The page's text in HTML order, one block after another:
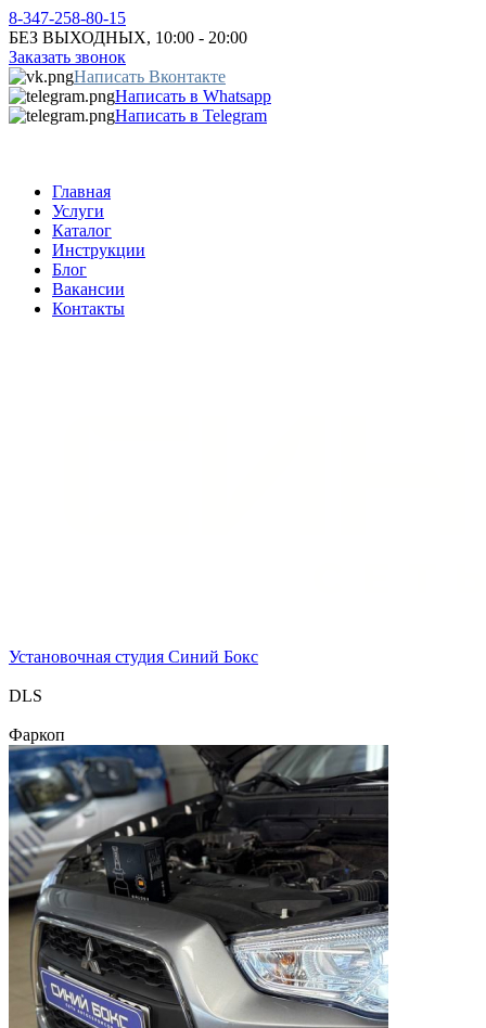
8-347-258-80-15
БЕЗ ВЫХОДНЫХ, 10:00 - 20:00
Заказать звонок
Написать Вконтакте
Написать в Whatsapp
Написать в Telegram
Главная
Услуги
Каталог
Инструкции
Блог
Вакансии
Контакты
Установочная студия Синий Бокс
DLS
Фаркоп